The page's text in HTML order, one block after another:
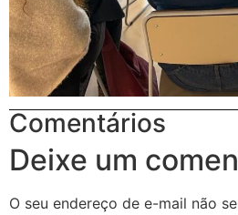
Comentários
Deixe um
O seu endereço de e-mail não